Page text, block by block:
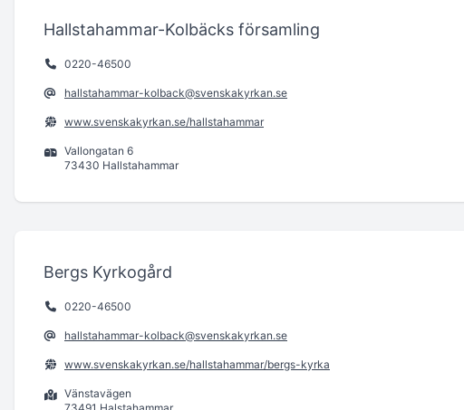
Hallstahammar-Kolbäcks församling
0220-46500
hallstahammar-kolback@svenskakyrkan.se
www.svenskakyrkan.se/hallstahammar
Vallongatan 6
73430 Hallstahammar
Bergs Kyrkogård
0220-46500
hallstahammar-kolback@svenskakyrkan.se
www.svenskakyrkan.se/hallstahammar/bergs-kyrka
Vänstavägen